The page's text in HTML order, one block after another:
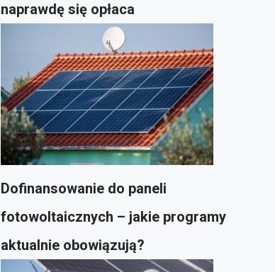
naprawdę się opłaca
Dofinansowanie do paneli
fotowoltaicznych – jakie programy
aktualnie obowiązują?